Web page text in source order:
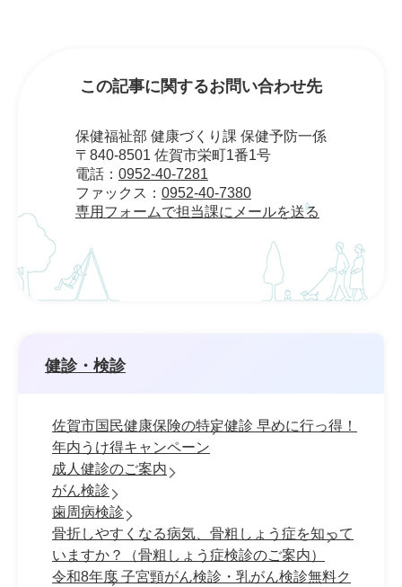
この記事に関するお問い合わせ先
保健福祉部 健康づくり課 保健予防一係
〒840-8501 佐賀市栄町1番1号
電話： 0952-40-7281
ファックス： 0952-40-7380
専用フォームで担当課にメールを送る
健診・検診
佐賀市国民健康保険の特定健診 早めに行っ得！
年内うけ得キャンペーン
成人健診のご案内
がん検診
歯周病検診
骨折しやすくなる病気、骨粗しょう症を知って
いますか？（骨粗しょう症検診のご案内）
令和8年度 子宮頸がん検診・乳がん検診無料ク